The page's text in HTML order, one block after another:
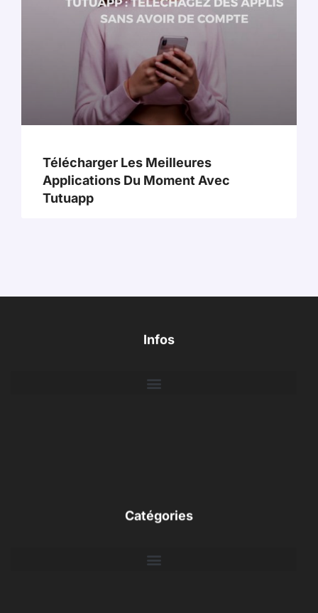
Télécharger Les Meilleures
Applications Du Moment Avec
Tutuapp
Infos
Catégories